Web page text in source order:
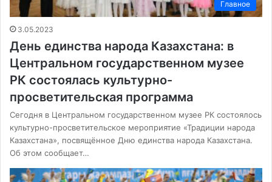
Главное
3.05.2023
День единства народа Казахстана: в
Центральном государственном музее
РК состоялась культурно-
просветительская программа
Сегодня в Центральном государственном музее РК состоялось
культурно-просветительское мероприятие «Традиции народа
Казахстана», посвящённое Дню единства народа Казахстана.
Об этом сообщает…